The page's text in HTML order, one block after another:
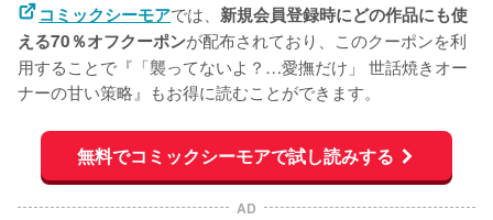
コミックシーモアでは、 新規会員登録時にどの作品にも使
える70％オフクーポンが配布されており、このクーポンを利
用することで『「襲ってないよ？…愛撫だけ」 世話焼きオー
ナーの甘い策略』もお得に読むことができます。
無料でコミックシーモアで試し読みする
AD